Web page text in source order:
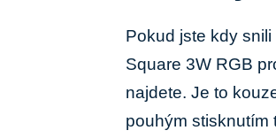
Pokud jste kdy
Square ⁢3W RGB
najdete. Je to
pouhým stisknutím